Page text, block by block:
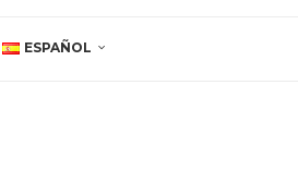
ESPAÑOL